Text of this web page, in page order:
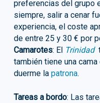
preferencias del grupo
siempre, salir a cenar
experiencia, el coste
de entre 25 y 30 € por
Camarotes: El Trinidad
también tiene una
duerme la patrona.
Tareas a bordo: Las